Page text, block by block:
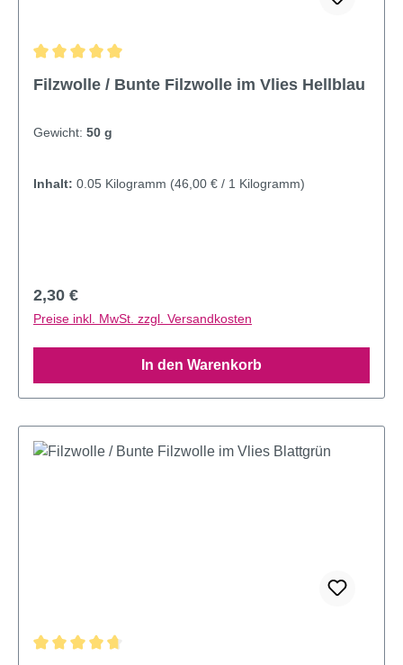
Filzwolle / Bunte Filzwolle im Vlies Hellblau
Gewicht: 50 g
Inhalt: 0.05 Kilogramm (46,00 € / 1 Kilogramm)
Regulärer Preis:
2,30 €
Preise inkl. MwSt. zzgl. Versandkosten
In den Warenkorb